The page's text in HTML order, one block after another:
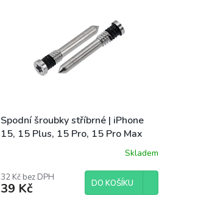
Spodní šroubky stříbrné | iPhone
15, 15 Plus, 15 Pro, 15 Pro Max
Skladem
32 Kč bez DPH
39 Kč DO KOŠÍKU